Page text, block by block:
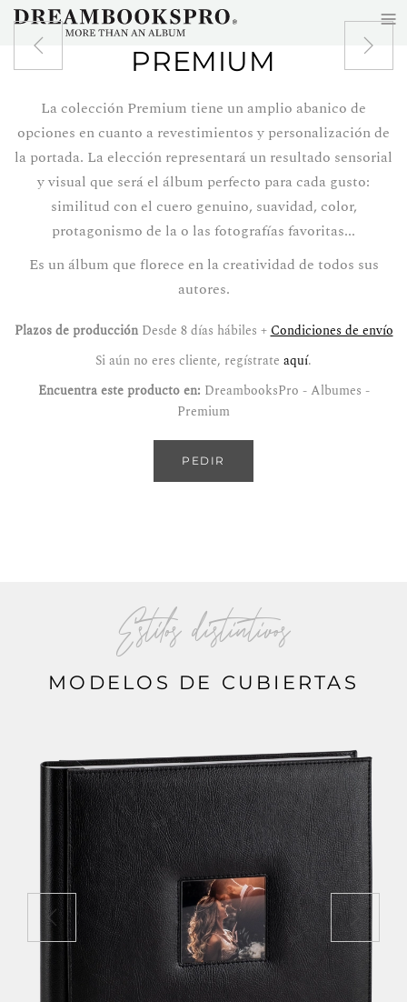
Skip to main contentPREMIUM
La colección Premium tiene un amplio abanico de
opciones en cuanto a revestimientos y personalización de
la portada. La elección representará un resultado sensorial
y visual que será el álbum perfecto para cada gusto:
similitud con el cuero genuino, suavidad, color,
protagonismo de la o las fotografías favoritas...
Es un álbum que florece en la creatividad de todos sus
autores.
Plazos de producciónDesde 8 días hábiles + Condiciones de envío
Si aún no eres cliente, regístrate aquí.
Encuentra este producto en: DreambooksPro - Albumes -
Premium
PEDIR
Estilos distintivos
MODELOS DE CUBIERTAS
≡